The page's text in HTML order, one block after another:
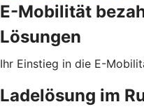
E-Mobilität
Lösungen
Ihr Einstieg in die E-
Ladelösung im